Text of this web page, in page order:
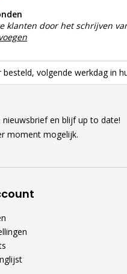
klanten door het schrijven
besteld, volgende werkdag in
en blijf up to date!
moment mogelijk.